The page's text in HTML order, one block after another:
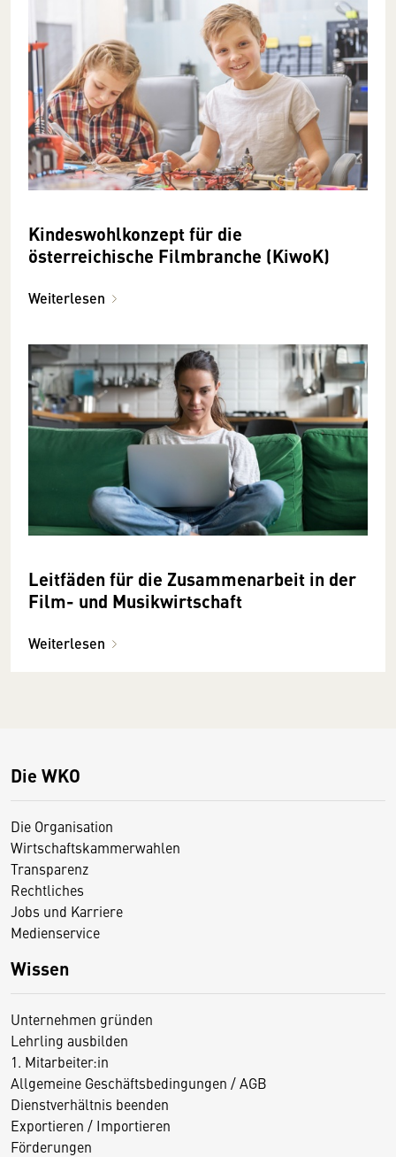
Kindeswohlkonzept für die
österreichische Filmbranche (KiwoK)
Weiterlesen
Leitfäden für die Zusammenarbeit in der
Film- und Musikwirtschaft
Weiterlesen
Die WKO
Die Organisation
Wirtschaftskammerwahlen
Transparenz
Rechtliches
Jobs und Karriere
Medienservice
Wissen
Unternehmen gründen
Lehrling ausbilden
1. Mitarbeiter:in
Allgemeine Geschäftsbedingungen / AGB
Dienstverhältnis beenden
Exportieren / Importieren
Förderungen